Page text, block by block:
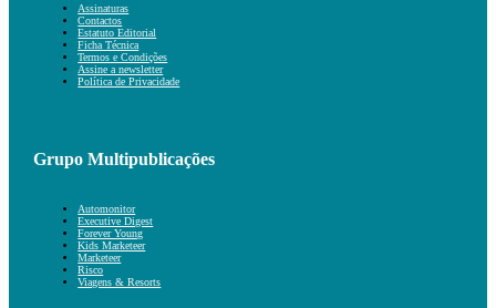
Assinaturas
Contactos
Estatuto Editorial
Ficha Técnica
Termos e Condições
Assine a newsletter
Política de Privacidade
Grupo Multipublicações
Automonitor
Executive Digest
Forever Young
Kids Marketeer
Marketeer
Risco
Viagens & Resorts